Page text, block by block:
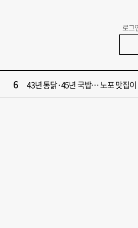
로그
[부산일보 오늘의 운세] 8월 6일(음
회복세 꺾인 ‘부산 아파트 시장’ 청
6 43년 통닭·45년 국밥… 노포 맛집이 키운 골목